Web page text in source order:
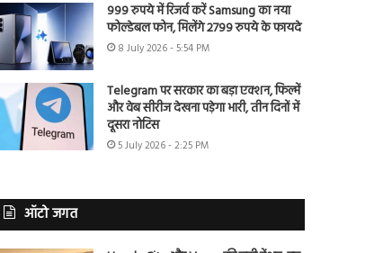
999 रुपये में रिजर्व करें Samsung का नया
फोल्डेबल फोन, मिलेंगे 2799 रुपये के फायदे
8 July 2026 - 5:54 PM
Telegram पर सरकार का बड़ा एक्शन, फिल्में
और वेब सीरीज देखना पड़ेगा भारी, तीन दिनों में
दूसरा नोटिस
5 July 2026 - 2:25 PM
ऑटो जगत